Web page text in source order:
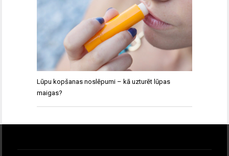
Lūpu kopšanas noslēpumi – kā uzturēt lūpas
maigas?